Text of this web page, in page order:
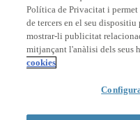
Acreditacions
© 2026 La Salle Campus
Política de Privacitat i
de tercers en el seu
mostrar-li publicitat
mitjançant l'anàlisi dels seus
cookies